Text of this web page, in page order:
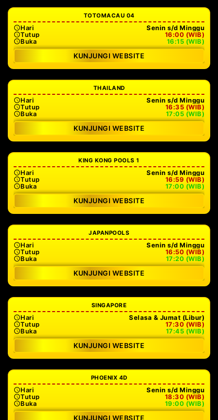
TOTOMACAU 04
Hari
Senin s/d Minggu
Tutup
16:00 (WIB)
Buka
16:15 (WIB)
KUNJUNGI WEBSITE
THAILAND
Hari
Senin s/d Minggu
Tutup
16:35 (WIB)
Buka
17:05 (WIB)
KUNJUNGI WEBSITE
KING KONG POOLS 1
Hari
Senin s/d Minggu
Tutup
16:59 (WIB)
Buka
17:00 (WIB)
KUNJUNGI WEBSITE
JAPANPOOLS
Hari
Senin s/d Minggu
Tutup
16:50 (WIB)
Buka
17:20 (WIB)
KUNJUNGI WEBSITE
SINGAPORE
Hari
Selasa & Jumat (Libur)
Tutup
17:30 (WIB)
Buka
17:45 (WIB)
KUNJUNGI WEBSITE
PHOENIX 4D
Hari
Senin s/d Minggu
Tutup
18:30 (WIB)
Buka
19:00 (WIB)
KUNJUNGI WEBSITE